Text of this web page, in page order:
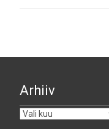
Arhiiv
Arhiiv